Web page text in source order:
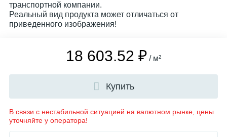
транспортной компании.
Реальный вид продукта может отличаться от
приведенного изображения!
18 603.52 ₽ / м²
Купить
В связи с нестабильной ситуацией на валютном рынке, цены
уточняйте у оператора!